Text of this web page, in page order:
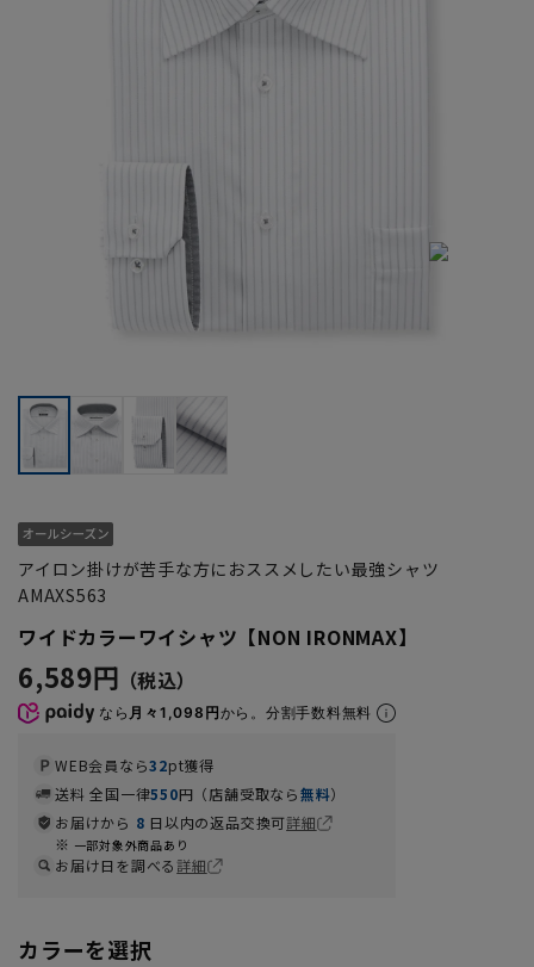
アイロン掛けが苦手な方におススメしたい最強シャツ
AMAXS563
ワイドカラーワイシャツ【NON IRONMAX】
6,589円
なら 月々1,098円から。分割手数料無料
WEB会員なら32pt獲得
送料 全国一律550円（店舗受取なら無料）
お届けから 8 日以内の返品交換可詳細
一部対象外商品あり
お届け日を調べる詳細
カラーを選択